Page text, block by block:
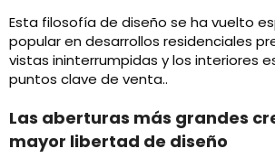
Esta filosofía de diseño se ha vuelto
popular en desarrollos residenciales
vistas ininterrumpidas y los interiores
puntos clave de venta..
Las aberturas más grandes
mayor libertad de diseño